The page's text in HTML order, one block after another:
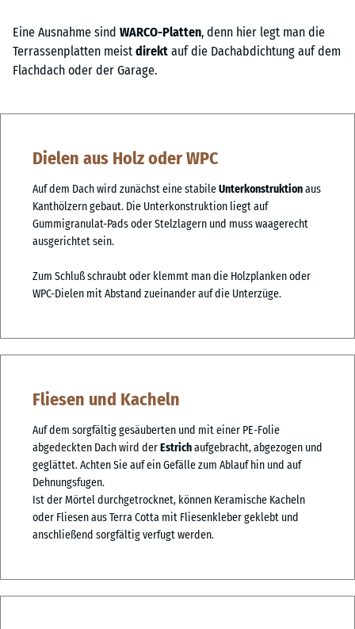
Eine Ausnahme sind WARCO-Platten, denn hier legt man die
Terrassenplatten meist direkt auf die Dachabdichtung auf dem
Flachdach oder der Garage.
Dielen aus Holz oder WPC
Auf dem Dach wird zunächst eine stabileUnterkonstruktionaus
Kanthölzern gebaut. Die Unterkonstruktion liegt auf
Gummigranulat-Pads oder Stelzlagern und muss waagerecht
ausgerichtet sein.
Zum Schluß schraubt oder klemmt man die Holzplanken oder
WPC-Dielen mit Abstand zueinander auf die Unterzüge.
Fliesen und Kacheln
Auf dem sorgfältig gesäuberten und mit einer PE-Folie
abgedeckten Dach wird derEstrichaufgebracht, abgezogen und
geglättet. Achten Sie auf ein Gefälle zum Ablauf hin und auf
Dehnungsfugen.
Ist der Mörtel durchgetrocknet, können Keramische Kacheln
oder Fliesen aus Terra Cotta mit Fliesenkleber geklebt und
anschließend sorgfältig verfugt werden.